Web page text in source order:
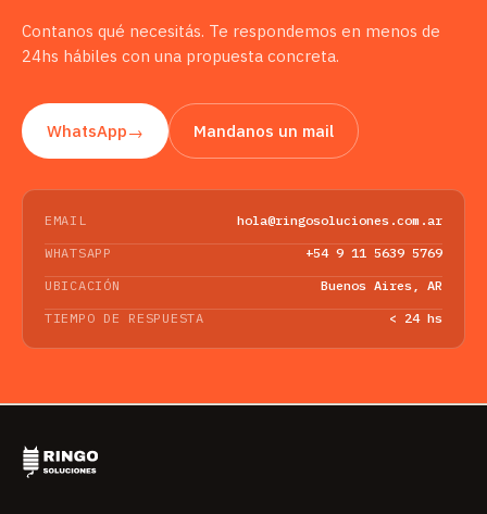
Contanos qué necesitás. Te respondemos en menos de
24hs hábiles con una propuesta concreta.
WhatsApp→ Mandanos un mail
EMAIL
hola@ringosoluciones.com.ar
WHATSAPP
+54 9 11 5639 5769
UBICACIÓN
Buenos Aires, AR
TIEMPO DE RESPUESTA
< 24 hs